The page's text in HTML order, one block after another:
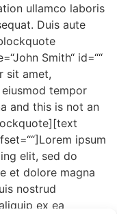
ullamco laboris
Duis aute
Smith“ id=““
sit amet,
tempor
and this is not an
ipsum
elit, sed do
et dolore magna
nostrud
ex ea